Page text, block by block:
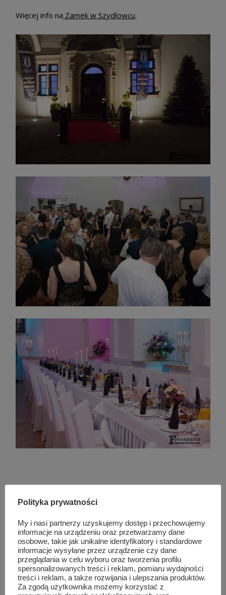
Więcej info na Zamek w Szydłowcu.
Polityka prywatności
My i nasi partnerzy uzyskujemy dostęp i przechowujemy
informacje na urządzeniu oraz przetwarzamy dane
osobowe, takie jak unikalne identyfikatory i standardowe
informacje wysyłane przez urządzenie czy dane
przeglądania w celu wyboru oraz tworzenia profilu
spersonalizowanych treści i reklam, pomiaru wydajności
treści i reklam, a także rozwijania i ulepszania produktów.
Za zgodą użytkownika możemy korzystać z